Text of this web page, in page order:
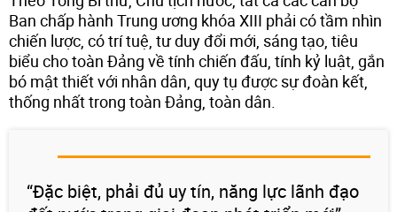
Ban chấp hành Trung ương khóa XIII phải có tầm nhìn
chiến lược, có trí tuệ, tư duy đổi mới, sáng tạo, tiêu
biểu cho toàn Đảng về tính chiến đấu, tính kỷ luật, gắn
bó mật thiết với nhân dân, quy tụ được sự đoàn kết,
thống nhất trong toàn Đảng, toàn dân.
“Đặc biệt, phải đủ uy tín, năng lực lãnh đạo